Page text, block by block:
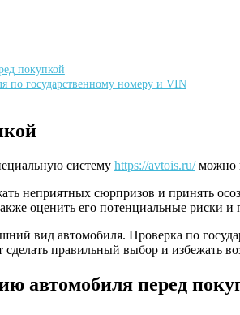
покупкой
по государственному номеру и VIN
систему https://avtois.ru/можно
неприятных сюрпризов и принять
оценить его потенциальные риски
вид автомобиля. Проверка по
правильный выбор и избежать
автомобиля перед